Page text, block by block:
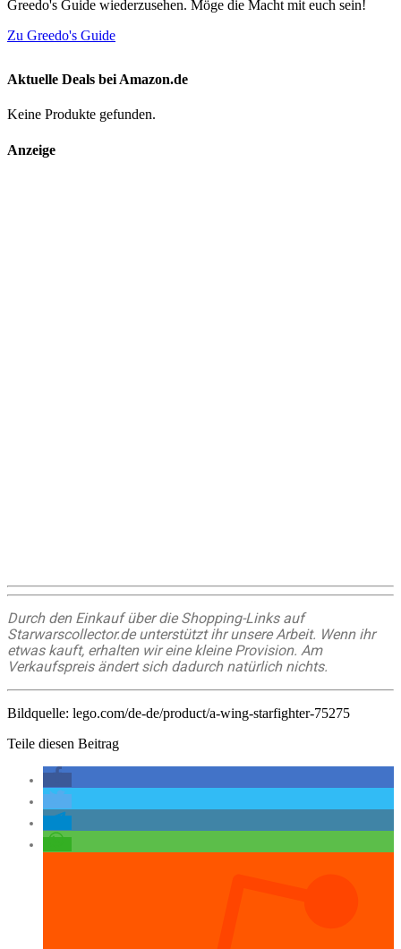
Greedo's Guide wiederzusehen. Möge die Macht mit euch sein!
Zu Greedo's Guide
Aktuelle Deals bei Amazon.de
Keine Produkte gefunden.
Anzeige
Durch den Einkauf über die Shopping-Links auf
Starwarscollector.de unterstützt ihr unsere Arbeit. Wenn ihr
etwas kauft, erhalten wir eine kleine Provision. Am
Verkaufspreis ändert sich dadurch natürlich nichts.
Bildquelle: lego.com/de-de/product/a-wing-starfighter-75275
Teile diesen Beitrag